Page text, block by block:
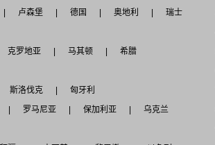
卢森堡 德国 奥地利
瑞士
克罗地亚 马其顿
希腊
斯洛伐克
匈牙利
罗马尼亚 保加利亚
乌克兰